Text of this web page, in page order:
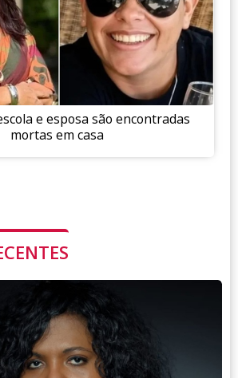
e esposa são encontradas
mortas em casa